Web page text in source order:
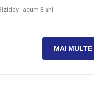
· acum 3 ani
MAI MULTE